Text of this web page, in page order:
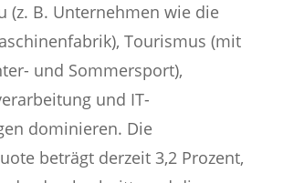
(z. B. Unternehmen wie die
Tourismus (mit
und Sommersport),
und IT-
dominieren. Die
beträgt derzeit 3,2 Prozent,